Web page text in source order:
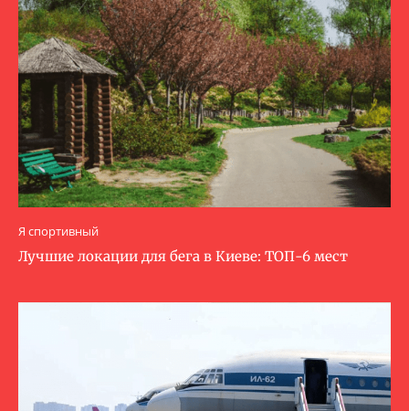
Я спортивный
Лучшие локации для бега в Киеве: ТОП-6 мест